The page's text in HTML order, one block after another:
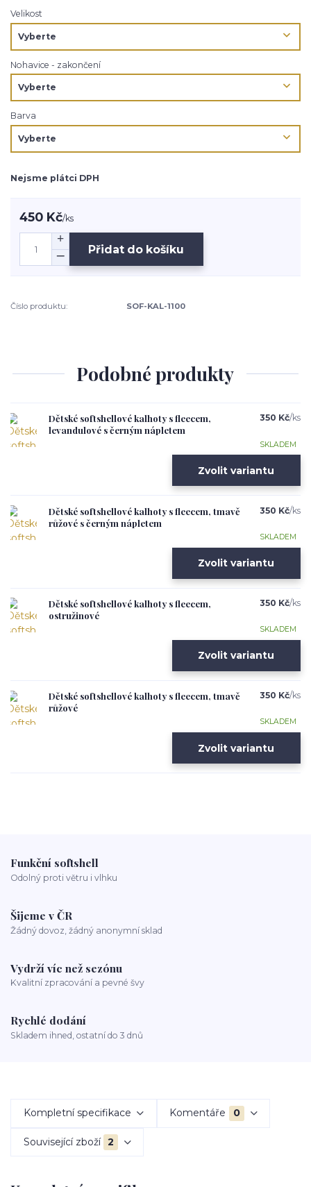
Velikost
Nohavice - zakončení
Barva
Nejsme plátci DPH
450 Kč/ks
Přidat do košíku
Číslo produktu: SOF-KAL-1100
Podobné produkty
Dětské softshellové kalhoty s fleecem,
levandulové s černým nápletem
350 Kč/ks
SKLADEM
Zvolit variantu
Dětské softshellové kalhoty s fleecem, tmavě
růžové s černým nápletem
350 Kč/ks
SKLADEM
Zvolit variantu
Dětské softshellové kalhoty s fleecem,
ostružinové
350 Kč/ks
SKLADEM
Zvolit variantu
Dětské softshellové kalhoty s fleecem, tmavě
růžové
350 Kč/ks
SKLADEM
Zvolit variantu
Funkční softshell
Odolný proti větru i vlhku
Šijeme v ČR
Žádný dovoz, žádný anonymní sklad
Vydrží víc než sezónu
Kvalitní zpracování a pevné švy
Rychlé dodání
Skladem ihned, ostatní do 3 dnů
Kompletní specifikace Komentáře 0
Související zboží 2